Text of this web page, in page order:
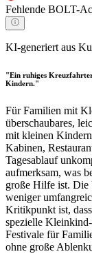
Fehlende BOLT-
KI-generiert aus
"Ein ruhiges
Kindern."
Für Familien mit
überschaubares,
mit kleinen
Kabinen,
Tagesablauf
aufmerksam, was
große Hilfe ist. Die
weniger
Kritikpunkt ist,
spezielle
Festivale für
ohne große